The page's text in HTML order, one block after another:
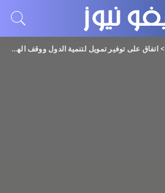
>اتفاق على توفير تمويل لتنمية الدول ووقف الهجرة غير المشروعة